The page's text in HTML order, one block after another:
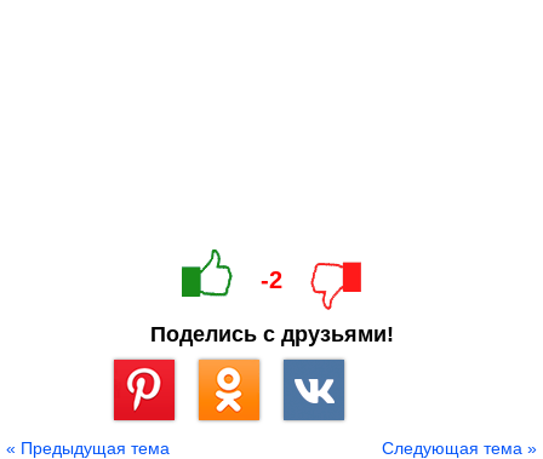
-2
Поделись с друзьями!
« Предыдущая тема Следующая тема »